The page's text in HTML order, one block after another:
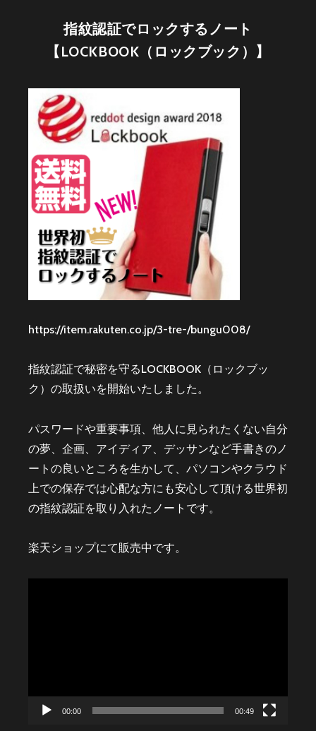
指紋認証でロックするノート
【LOCKBOOK（ロックブック）】
https://item.rakuten.co.jp/3-tre-/bungu008/
指紋認証で秘密を守るLOCKBOOK（ロックブッ
ク）の取扱いを開始いたしました。
パスワードや重要事項、他人に見られたくない自分
の夢、企画、アイディア、デッサンなど手書きのノ
ートの良いところを生かして、パソコンやクラウド
上での保存では心配な方にも安心して頂ける世界初
の指紋認証を取り入れたノートです。
楽天ショップにて販売中です。
00:00 00:49